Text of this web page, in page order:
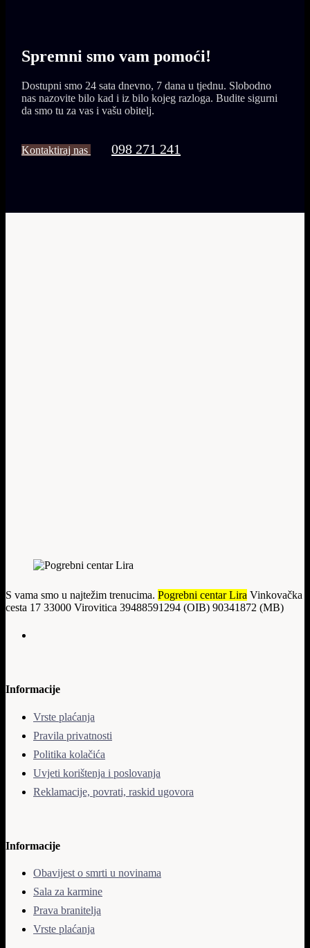
Spremni smo vam pomoći!
Dostupni smo 24 sata dnevno, 7 dana u tjednu. Slobodno
nas nazovite bilo kad i iz bilo kojeg razloga. Budite sigurni
da smo tu za vas i vašu obitelj.
Kontaktiraj nas 098 271 241
S vama smo u najtežim trenucima. Pogrebni centar Lira Vinkovačka
cesta 17 33000 Virovitica 39488591294 (OIB) 90341872 (MB)
Informacije
Vrste plaćanja
Pravila privatnosti
Politika kolačića
Uvjeti korištenja i poslovanja
Reklamacije, povrati, raskid ugovora
Informacije
Obavijest o smrti u novinama
Sala za karmine
Prava branitelja
Vrste plaćanja